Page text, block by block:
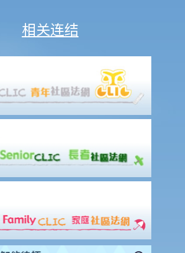
，怎样可以避免在未经许可下擅自处理遗产？
产管理人遗失了遗嘱的认证书/遗产管理书，该怎
会备忘？
理书后发现遗嘱，应怎么办？
亲。我能委任一位朋友或一个机构，例如非牟利机
行人吗？如果可以，我应该做些什么准备作此安
少于50,000元；(2)超过50,000元但少于150,000
元，相关的准备安排是否不同？
哪些限制？
是立遗嘱人的直系亲属，例如朋友或非政府机
备？
相关连结